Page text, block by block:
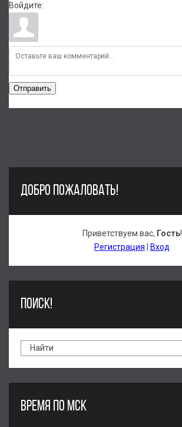
Войдите:
Отправить
ДОБРО ПОЖАЛОВАТЬ!
Приветствуем вас, Гость!
Регистрация
Вход
ПОИСК!
ВРЕМЯ ПО МСК